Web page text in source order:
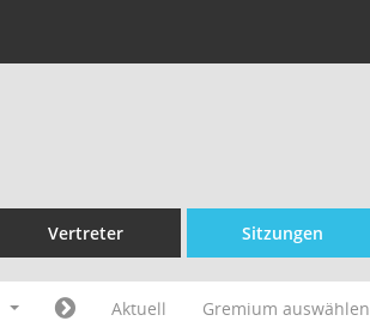
Vertreter Sitzungen
Aktuell Gremium auswählen